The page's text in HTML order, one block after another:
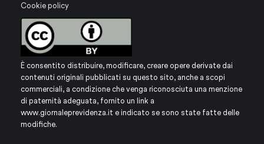
Cookie policy
È consentito distribuire, modificare, creare opere derivate dai
contenuti originali pubblicati su questo sito, anche a scopi
commerciali, a condizione che venga riconosciuta una menzione
di paternità adeguata, fornito un link a
www.giornaleprevidenza.it e indicato se sono state fatte delle
modifiche.